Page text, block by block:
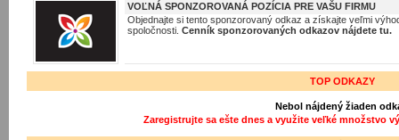
VOĽNÁ SPONZOROVANÁ POZÍCIA PRE VAŠU FIRMU
Objednajte si tento sponzorovaný odkaz a získajte veľmi
spoločnosti. Cenník sponzorovaných odkazov nájdete tu.
TOP ODKAZY
Nebol nájdený žiaden
Zaregistrujte sa ešte dnes a využite veľké množstvo